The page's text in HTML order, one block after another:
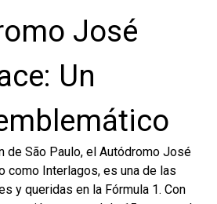
José
Un
de São Paulo, el Autódromo José
como Interlagos, es una de las
y queridas en la Fórmula 1. Con